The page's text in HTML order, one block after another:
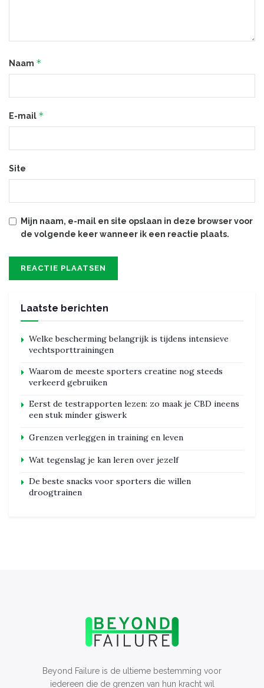
Naam *
E-mail *
Site
Mijn naam, e-mail en site opslaan in deze browser voor
de volgende keer wanneer ik een reactie plaats.
Laatste berichten
Welke bescherming belangrijk is tijdens intensieve
vechtsporttrainingen
Waarom de meeste sporters creatine nog steeds
verkeerd gebruiken
Eerst de testrapporten lezen: zo maak je CBD ineens
een stuk minder giswerk
Grenzen verleggen in training en leven
Wat tegenslag je kan leren over jezelf
De beste snacks voor sporters die willen
droogtrainen
Beyond Failure is de ultieme bestemming voor
iedereen die de grenzen van hun kracht wil